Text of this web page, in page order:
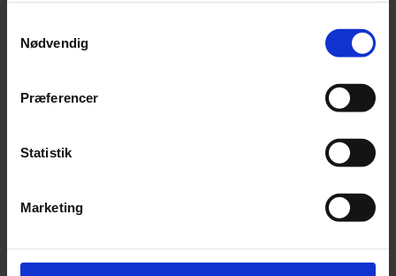
Nødvendig
Præferencer
Statistik
Marketing
tværs af hele din
hjælpe vores kunder til at træffe de
komplekse enkelt, og ved at skabe